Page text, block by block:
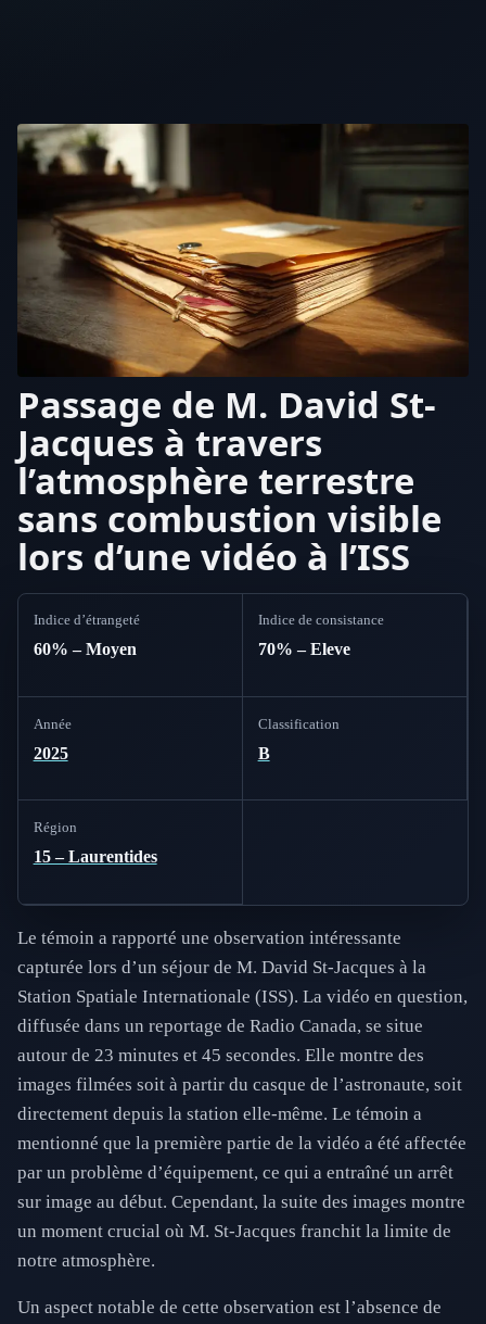
Passage de M. David St-
Jacques à travers
l’atmosphère terrestre
sans combustion visible
lors d’une vidéo à l’ISS
Indice d’étrangeté
60% – Moyen
Indice de consistance
70% – Eleve
Année
2025
Classification
B
Région
15 – Laurentides
Le témoin a rapporté une observation intéressante
capturée lors d’un séjour de M. David St-Jacques à la
Station Spatiale Internationale (ISS). La vidéo en question,
diffusée dans un reportage de Radio Canada, se situe
autour de 23 minutes et 45 secondes. Elle montre des
images filmées soit à partir du casque de l’astronaute, soit
directement depuis la station elle-même. Le témoin a
mentionné que la première partie de la vidéo a été affectée
par un problème d’équipement, ce qui a entraîné un arrêt
sur image au début. Cependant, la suite des images montre
un moment crucial où M. St-Jacques franchit la limite de
notre atmosphère.
Un aspect notable de cette observation est l’absence de